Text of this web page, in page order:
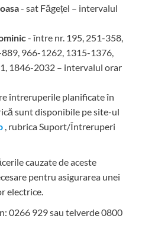
- sat Făgețel – intervalul
- între nr. 195, 251-358,
966-1262, 1315-1376,
1846-2032 – intervalul orar
întreruperile planificate în
sunt disponibile pe site-ul
, rubrica Suport/Întreruperi
cauzate de aceste
pentru asigurarea unei
electrice.
0266 929 sau telverde 0800